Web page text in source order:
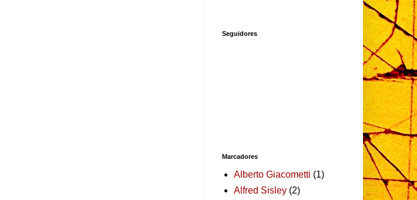
Seguidores
Marcadores
Alberto Giacometti (1)
Alfred Sisley (2)